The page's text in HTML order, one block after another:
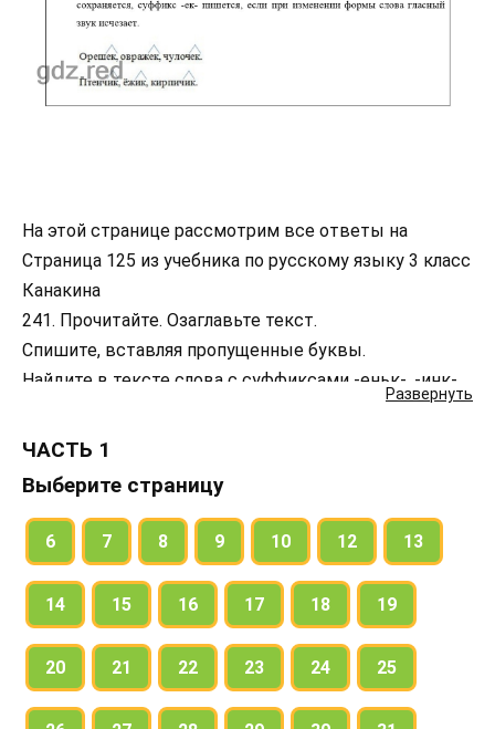
Развернуть
На этой странице рассмотрим все ответы на
Страница 125 из учебника по русскому языку 3 класс
Канакина
241. Прочитайте. Озаглавьте текст.
Спишите, вставляя пропущенные буквы.
Найдите в тексте слова с суффиксами -еньк-, -инк-,
Придумайте свой рассказ о каком-нибудь другом
242. Прочитайте.
Произнесите каждую пару слов. В каком суффиксе
при изменении формы слова гласный звук
сохраняется, а в каком гласный звук исчезает,
выпадает?
Сформулируйте правило: когда в слове пишется
суффикс -ек-, а когда суффикс -ик-.
Запишите слова так: сначала слова с суффиксом
ЧАСТЬ 1
Выберите страницу
6 7 8 9 10 12 13
14 15 16 17 18 19
20 21 22 23 24 25